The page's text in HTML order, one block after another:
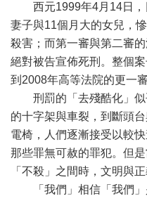
西元1999年4月14日，
妻子與11個月大的女兒，
殺害；而第一審與第二審
絕對被告宣佈死刑。整個
到2008年高等法院的更一
刑罰的「去殘酷化」似
的十字架與車裂，到斷頭
電椅，人們逐漸接受以較
那些罪無可赦的罪犯。但
「不殺」之間時，文明與
「我們」相信「我們」